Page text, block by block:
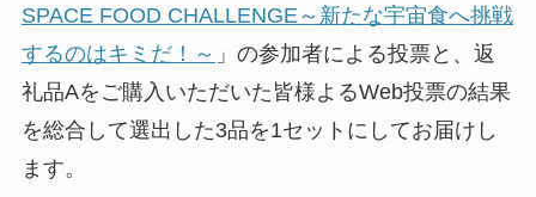
SPACE FOOD CHALLENGE～新たな宇宙食へ挑戦
するのはキミだ！～ 」の参加者による投票と、返
礼品Aをご購入いただいた皆様よるWeb投票の結果
を総合して選出した3品を1セットにしてお届けし
ます。